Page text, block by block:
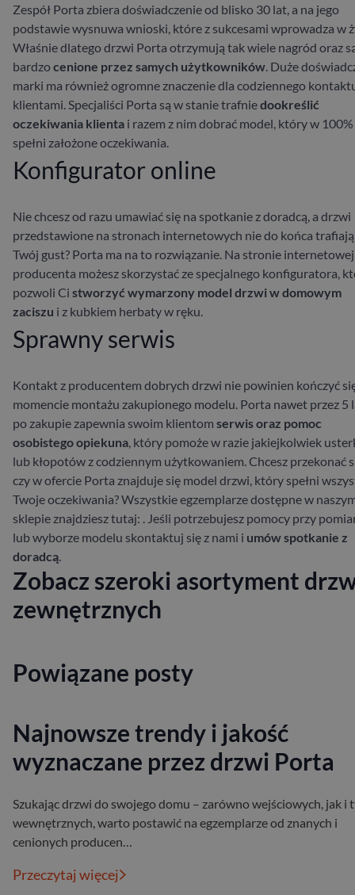
Zespół Porta zbiera doświadczenie od blisko 30 lat, a na jego
podstawie wysnuwa wnioski, które z sukcesami wprowadza w
Właśnie dlatego drzwi Porta otrzymują tak wiele nagród oraz
bardzocenione przez samych użytkowników. Duże
marki ma również ogromne znaczenie dla codziennego
klientami. Specjaliści Porta są w stanie trafniedookreślić
oczekiwania klienta i razem z nim dobrać model, który w 100%
spełni założone oczekiwania.
Konfigurator online
Nie chcesz od razu umawiać się na spotkanie z doradcą, a drzwi
przedstawione na stronach internetowych nie do końca
Twój gust? Porta ma na to rozwiązanie. Na stronie internetowej
producenta możesz skorzystać ze specjalnego konfiguratora,
pozwoli Ci stworzyć wymarzony model drzwi w domowym
zaciszu i z kubkiem herbaty w ręku.
Sprawny serwis
Kontakt z producentem dobrych drzwi nie powinien kończyć
momencie montażu zakupionego modelu. Porta nawet przez 5
po zakupie zapewnia swoim klientom serwis oraz pomoc
osobistego opiekuna, który pomoże w razie jakiejkolwiek
lub kłopotów z codziennym użytkowaniem.Chcesz przekonać
czy w ofercie Porta znajduje się model drzwi, który spełni
Twoje oczekiwania? Wszystkie egzemplarze dostępne w
sklepie znajdziesz tutaj: . Jeśli potrzebujesz pomocy przy
lub wyborze modelu skontaktuj się z nami i umów spotkanie z
doradcą.
Zobacz szeroki asortyment
zewnętrznych
Powiązane posty
Najnowsze trendy i jakość
wyznaczane przez drzwi Porta
Szukając drzwi do swojego domu – zarówno wejściowych, jak i
wewnętrznych, warto postawić na egzemplarze od znanych i
cenionych producen…
Przeczytaj więcej